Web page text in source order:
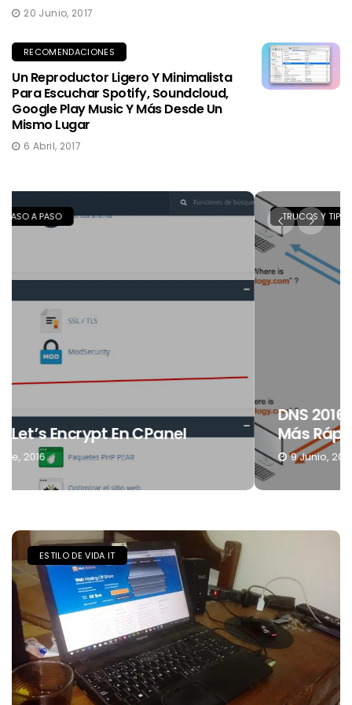
20 Junio, 2017
RECOMENDACIONES
Un Reproductor Ligero Y Minimalista
Para Escuchar Spotify, Soundcloud,
Google Play Music Y Más Desde Un
Mismo Lugar
6 Abril, 2017
TRUCOS Y TIPS
DNS 2016, Estos Son Los Mejores Y Los
Más Rápidos
9 Junio, 2016
ESTILO DE VIDA IT